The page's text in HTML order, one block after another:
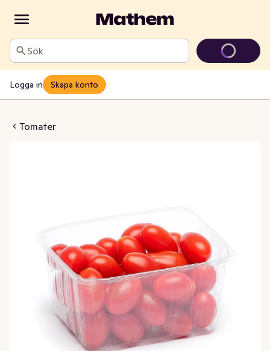
Sök
Logga in Skapa konto
Tomater
röd EKO 250g Klass1